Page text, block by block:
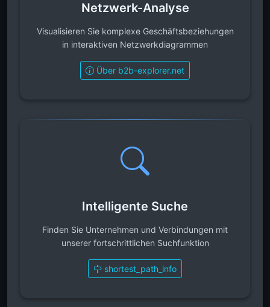
Netzwerk-Analyse
Visualisieren Sie komplexe Geschäftsbeziehungen
in interaktiven Netzwerkdiagrammen
Über b2b-explorer.net
Intelligente Suche
Finden Sie Unternehmen und Verbindungen mit
unserer fortschrittlichen Suchfunktion
shortest_path_info